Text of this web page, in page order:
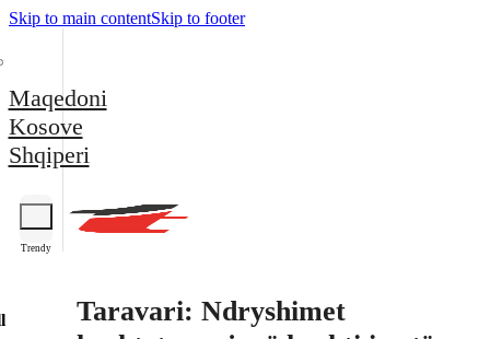
Skip to main contentSkip to footer
Maqedoni
Kosove
Shqiperi
Trendy
Taravari: Ndryshimet